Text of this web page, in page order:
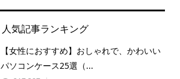
人気記事ランキング
【女性におすすめ】おしゃれで、かわいい
パソコンケース25選（...